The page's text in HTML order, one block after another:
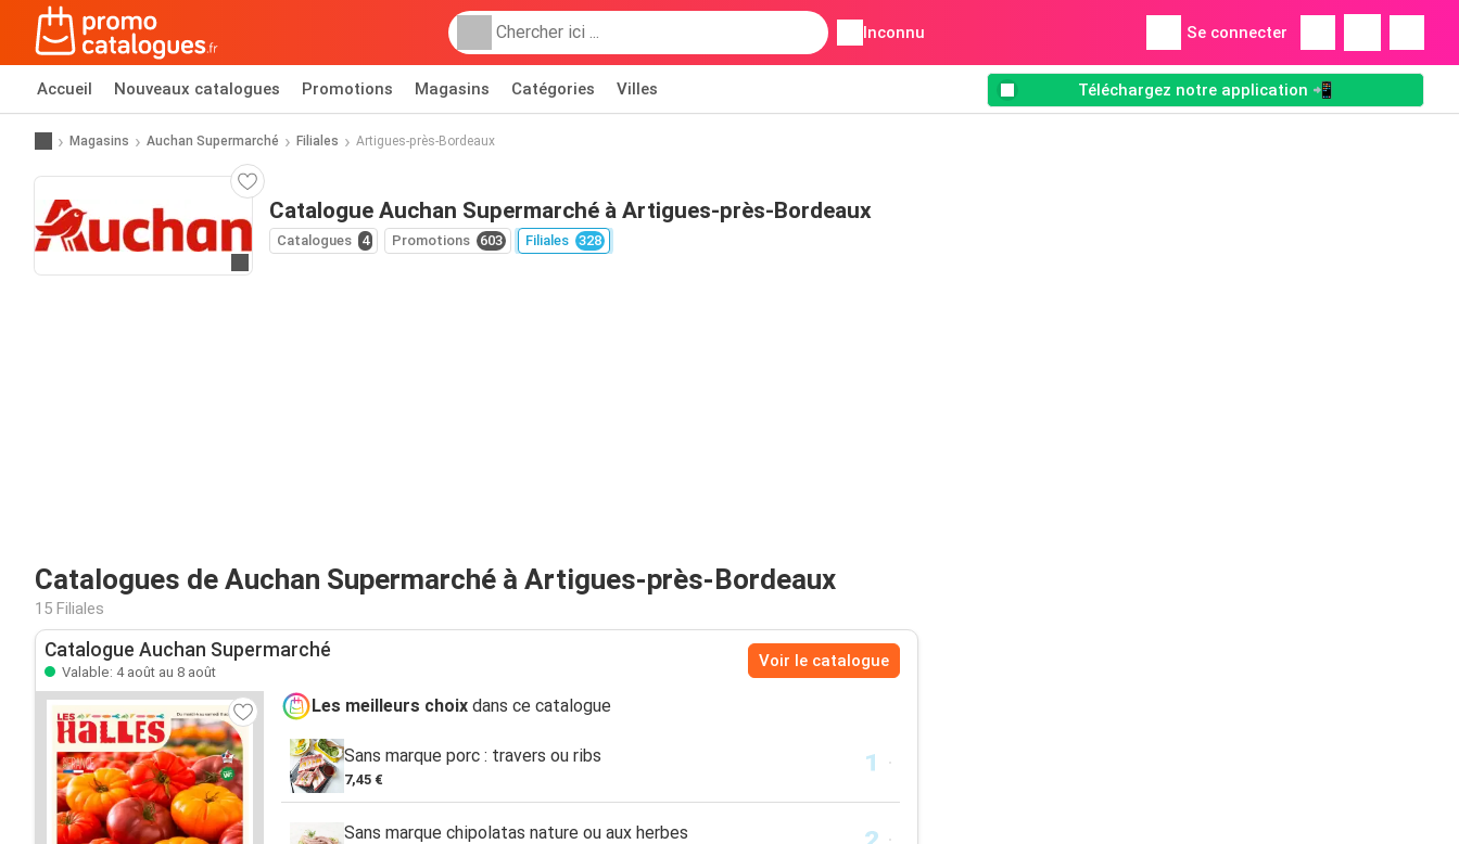
Inconnu Se connecter
Accueil Nouveaux catalogues Promotions Magasins Catégories Villes Téléchargez notre application 📲
Magasins Auchan Supermarché Filiales Artigues-près-Bordeaux
Catalogue Auchan Supermarché à Artigues-près-Bordeaux
Catalogues 4 Promotions 603 Filiales 328
Catalogues de Auchan Supermarché à Artigues-près-Bordeaux
15 Filiales
Catalogue Auchan Supermarché
Valable: 4 août au 8 août
Voir le catalogue
Les meilleurs choix dans ce catalogue
Sans marque porc : travers ou ribs
7,45 €
Sans marque chipolatas nature ou aux herbes